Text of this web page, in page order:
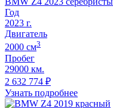
Год
2023 г.
Двигатель
2000 cм3
Пробег
29000 км.
2 632 774 ₽
Узнать подробнее